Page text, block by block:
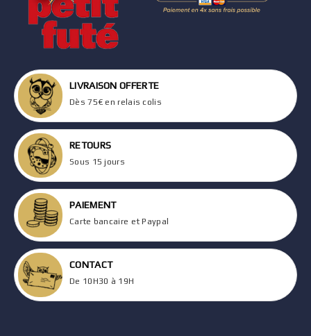
LIVRAISON OFFERTE
Dès 75€ en relais colis
RETOURS
Sous 15 jours
PAIEMENT
Carte bancaire et Paypal
CONTACT
De 10H30 à 19H